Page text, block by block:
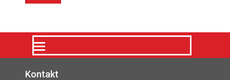
Kontakt